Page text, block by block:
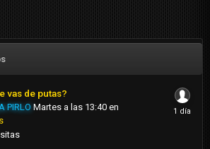
vas de putas?
PIRLO Martes a las 13:40 en